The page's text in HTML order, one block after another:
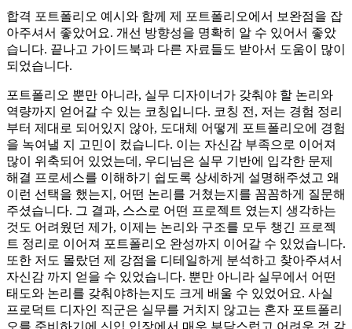
합격 포트폴리오 예시와 함께 제 포트폴리오에서 보완점을 잡
아주셔서 좋았어요. 개선 방향성을 명확히 알 수 있어서 좋았
습니다. 끝나고 가이드북과 다른 자료들도 받아서 도움이 많이
되었습니다.
포트폴리오 뿐만 아니라, 실무 디자이너가 갖춰야 할 논리와
역량까지 얻어갈 수 있는 코칭입니다. 코칭 전, 저는 경험 정리
부터 제대로 되어있지 않아, 도대체 어떻게 포트폴리오에 경험
을 녹여낼 지 고민이 컸습니다. 이는 자신감 부족으로 이어져
많이 위축되어 있었는데, 우디님은 실무 기반에 입각한 문제
해결 프로세스를 이해하기 쉽도록 상세하게 설명해주셨고 왜
이런 선택을 했는지, 어떤 논리를 거쳤는지를 꼼꼼하게 질문해
주셨습니다. 그 결과, 스스로 어떤 프로젝트 였는지 생각하는
것도 어려웠던 제가, 이제는 논리와 구조를 모두 챙긴 프로젝
트 정리로 이어져 포트폴리오 완성까지 이어갈 수 있었습니다.
또한 저도 몰랐던 제 강점을 디테일하게 분석하고 찾아주셔서
자신감 까지 얻을 수 있었습니다. 뿐만 아니라 실무에서 어떤
태도와 논리를 갖춰야하는지도 크게 배울 수 있었어요. 사실
프로덕트 디자인 직군은 실무를 거치지 않고는 혼자 포트폴리
오를 준비하기에 신입 입장에서 매우 부담스럽고 어려운 것 같